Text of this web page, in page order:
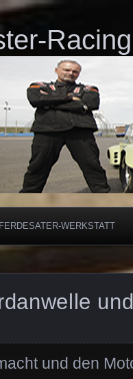
Racing
WERKSTATT
und den